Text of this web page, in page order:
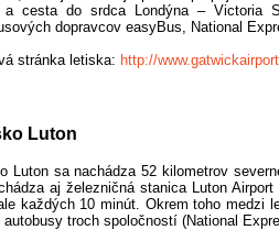
a cesta do srdca Londýna – Victoria
dopravcov easyBus, National
stránka letiska: http://
Luton
Luton sa nachádza 52 kilometrov
aj železničná stanica Luton
každých 10 minút. Okrem toho medzi
autobusy troch spoločností (National